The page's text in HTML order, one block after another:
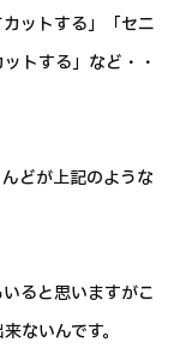
ットする」「セニ
トする」など・・
どが上記のような
ると思いますがこ
ないんです。